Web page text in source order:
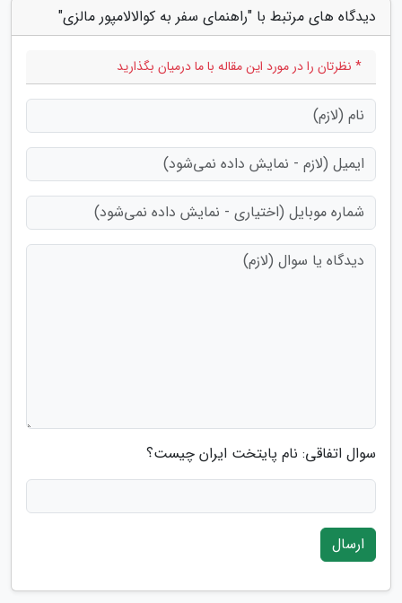
دیدگاه های مرتبط با "راهنمای سفر به کوالالامپور مالزی"
* نظرتان را در مورد این مقاله با ما درمیان بگذارید
سوال اتفاقی: نام پایتخت ایران چیست؟
ارسال